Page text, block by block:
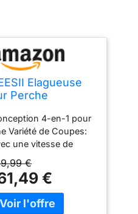
Elagueuse
Perche
Tronconneuse
4-en-1 pour
Variété de Coupes:
une vitesse de
allant jusqu’à
s, la mini
SEESII de
coupe sans
les troncs d’arbres,
€
€